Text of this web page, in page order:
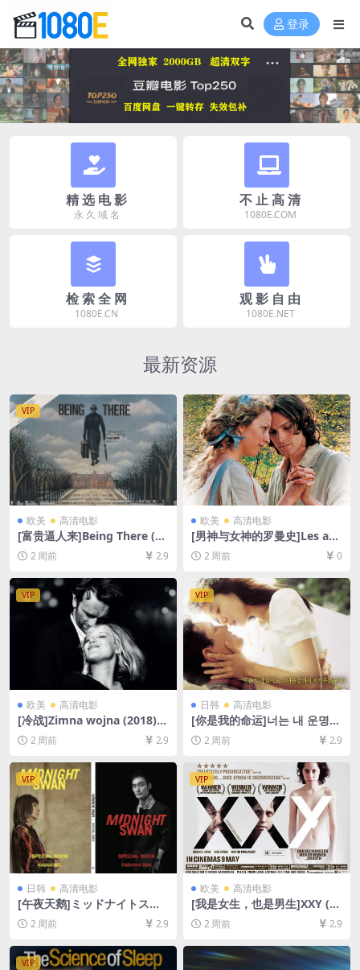
登录
精 选 电 影
永 久 域 名
不 止 高 清
1080E.COM
检 索 全 网
1080E.CN
观 影 自 由
1080E.NET
最新资源
VIP
欧美 高清电影
[富贵逼人来]Being There (19
79)[百度网盘+夸克网盘1080P
超清未删减资源][网盘在线播
放/下载][MP4/8.8GB][中文字
幕]
2 周前 2.9
欧美 高清电影
[男神与女神的罗曼史]Les am
ours d’Astrée et de Célado
n (2007)[百度网盘+夸克网盘1
080P超清未删减资源][网盘在
线播放/下载][MP4/7.2GB][中
文字幕]
2 周前 0
VIP
欧美 高清电影
[冷战]Zimna wojna (2018)
[百度网盘+夸克网盘1080P超
清未删减资源][网盘在线播放/
下载][MP4/5.7GB][中文字幕]
2 周前 2.9
VIP
日韩 高清电影
[你是我的命运]너는 내 운명
(2005)[百度网盘+夸克网盘10
80P超清未删减资源][网盘在
线播放/下载][MP4/8GB][中文
字幕]
2 周前 2.9
VIP
日韩 高清电影
[午夜天鹅]ミッドナイトスワ
ン (2020)[百度网盘+夸克网盘
1080P超清未删减资源][网盘
在线播放/下载][MP4/8.2GB]
[中文字幕]
2 周前 2.9
VIP
欧美 高清电影
[我是女生，也是男生]XXY (20
07)[百度网盘+夸克网盘1080P
超清未删减资源][网盘在线播
放/下载][MP4/6GB][中文字
幕]
2 周前 2.9
VIP